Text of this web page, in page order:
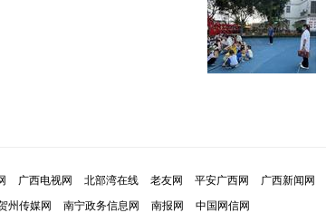
广西电视网 北部湾在线 老友网 平安广西网 广西新闻网
州传媒网 南宁政务信息网 南报网 中国网信网